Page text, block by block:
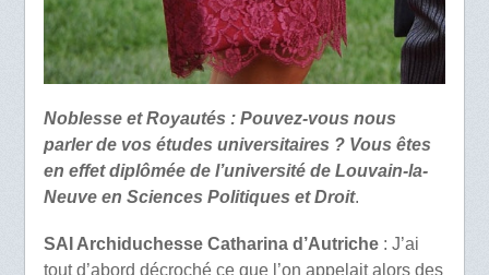
Noblesse et Royautés : Pouvez-vous nous
parler de vos études universitaires ? Vous êtes
en effet diplômée de l’université de Louvain-la-
Neuve en Sciences Politiques et Droit.
SAI Archiduchesse Catharina d’Autriche: J’ai
tout d’abord décroché ce que l’on appelait alors des